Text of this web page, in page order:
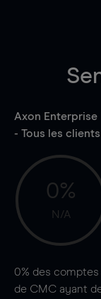
Axon Enterprise
- Tous les clients
0%
N/A
0% des
de CMC ayant